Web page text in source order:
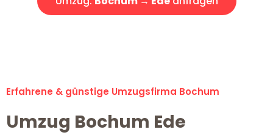
Erfahrene & günstige Umzugsfirma Bochum
Umzug Bochum Ede